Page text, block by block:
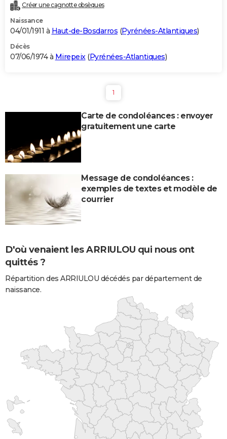
Créer une cagnotte obsèques
Naissance
04/01/1911 à Haut-de-Bosdarros (Pyrénées-Atlantiques)
Décès
07/06/1974 à Mirepeix (Pyrénées-Atlantiques)
1
Carte de condoléances : envoyer
gratuitement une carte
Message de condoléances :
exemples de textes et modèle de
courrier
D'où venaient les ARRIULOU qui nous ont
quittés ?
Répartition des ARRIULOU décédés par département de
naissance.